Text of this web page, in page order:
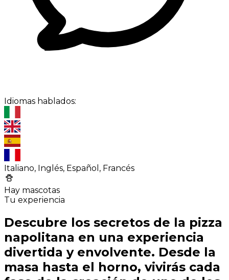
Idiomas hablados:
Italiano, Inglés, Español, Francés
Hay mascotas
Tu experiencia
Descubre los secretos de la pizza
napolitana en una experiencia
divertida y envolvente. Desde la
masa hasta el horno, vivirás cada